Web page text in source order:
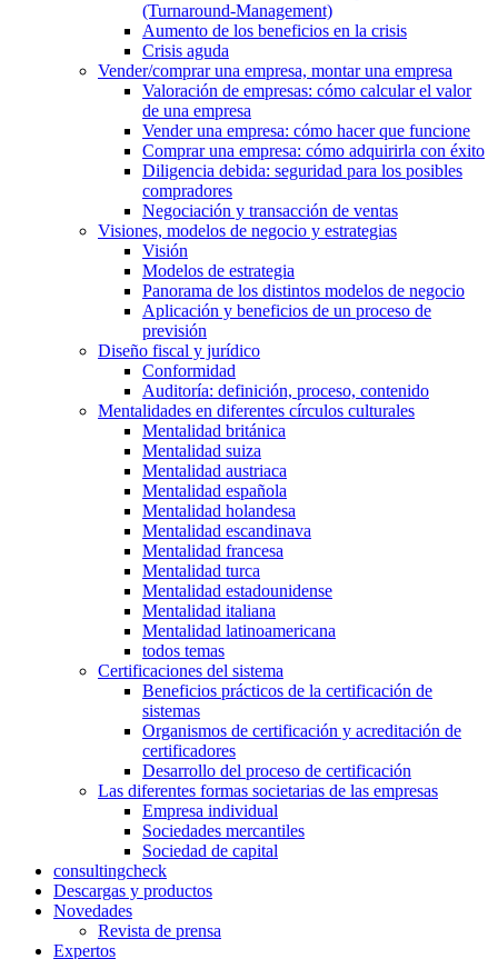
(Turnaround-Management)
Aumento de los beneficios en la crisis
Crisis aguda
Vender/comprar una empresa, montar una empresa
Valoración de empresas: cómo calcular el valor
de una empresa
Vender una empresa: cómo hacer que funcione
Comprar una empresa: cómo adquirirla con éxito
Diligencia debida: seguridad para los posibles
compradores
Negociación y transacción de ventas
Visiones, modelos de negocio y estrategias
Visión
Modelos de estrategia
Panorama de los distintos modelos de negocio
Aplicación y beneficios de un proceso de
previsión
Diseño fiscal y jurídico
Conformidad
Auditoría: definición, proceso, contenido
Mentalidades en diferentes círculos culturales
Mentalidad británica
Mentalidad suiza
Mentalidad austriaca
Mentalidad española
Mentalidad holandesa
Mentalidad escandinava
Mentalidad francesa
Mentalidad turca
Mentalidad estadounidense
Mentalidad italiana
Mentalidad latinoamericana
todos temas
Certificaciones del sistema
Beneficios prácticos de la certificación de
sistemas
Organismos de certificación y acreditación de
certificadores
Desarrollo del proceso de certificación
Las diferentes formas societarias de las empresas
Empresa individual
Sociedades mercantiles
Sociedad de capital
consultingcheck
Descargas y productos
Novedades
Revista de prensa
Expertos